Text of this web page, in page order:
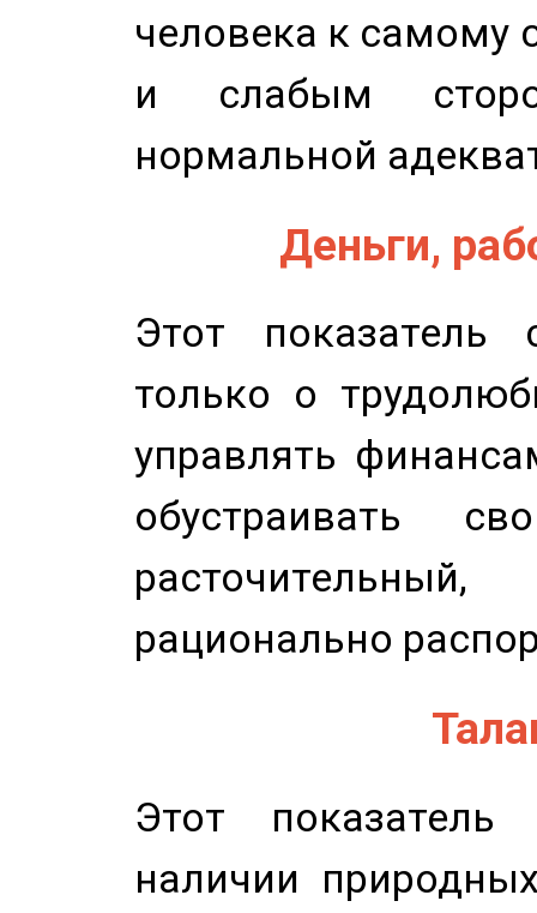
человека к самому
и слабым
нормальной
Деньги,
Этот показатель
только о
управлять
обустраивать
рационально
Этот показатель
наличии